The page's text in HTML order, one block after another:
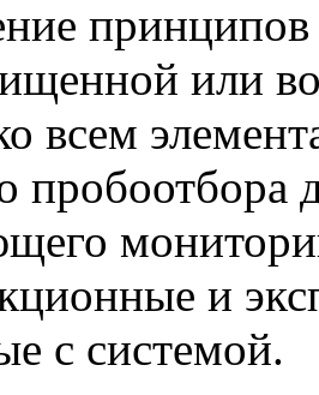
принципов
или
всем
пробоотбора
и
с системой.